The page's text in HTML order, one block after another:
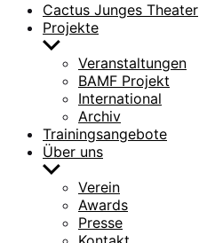
Cactus Junges Theater
Projekte
Untermenü
anzeigenVeranstaltungen
BAMF Projekt
International
Archiv
Trainingsangebote
Über uns
Untermenü
anzeigen
Verein
Awards
Presse